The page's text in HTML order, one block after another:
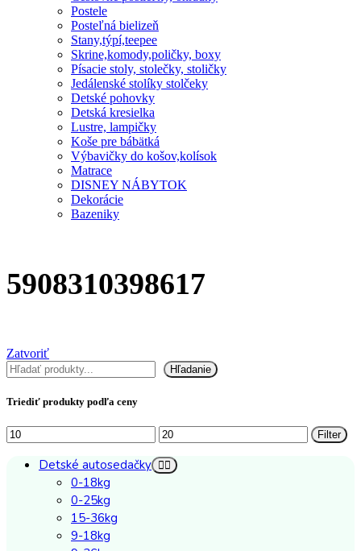
Postele
Posteľná bielizeň
Stany,týpí,teepee
Skrine,komody,poličky, boxy
Písacie stoly, stolečky, stoličky
Jedálenské stolíky stolčeky
Detské pohovky
Detská kresielka
Lustre, lampičky
Koše pre bábätká
Výbavičky do košov,kolísok
Matrace
DISNEY NÁBYTOK
Dekorácie
Bazeniky
5908310398617
Zatvoriť
Hľadať
Hľadanie
Triediť produkty podľa ceny
Minimálna
cena
Maximálna
cena
Filter
Detské autosedačky
0-18kg
0-25kg
15-36kg
9-18kg